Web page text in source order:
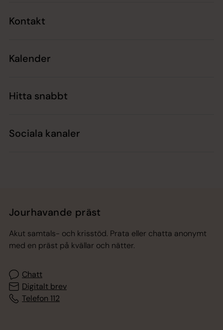
Kontakt
Kalender
Hitta snabbt
Sociala kanaler
Jourhavande präst
Akut samtals- och krisstöd. Prata eller chatta anonymt
med en präst på kvällar och nätter.
Chatt
Digitalt brev
Telefon 112